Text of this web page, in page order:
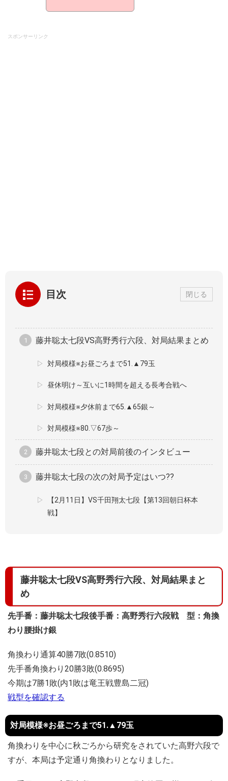
スポンサーリンク
目次 閉じる
藤井聡太七段VS高野秀行六段、対局結果まとめ
対局模様※お昼ごろまで51.▲79玉
昼休明け～互いに1時間を超える長考合戦へ
対局模様※夕休前まで65.▲65銀～
対局模様※80.▽67歩～
藤井聡太七段との対局前後のインタビュー
藤井聡太七段の次の対局予定はいつ??
【2月11日】VS千田翔太七段【第13回朝日杯本
戦】
藤井聡太七段VS高野秀行六段、対局結果まと
め
先手番：藤井聡太七段後手番：高野秀行六段戦 型：角換
わり腰掛け銀
角換わり通算40勝7敗(0.8510)
先手番角換わり20勝3敗(0.8695)
今期は7勝1敗(内1敗は竜王戦豊島二冠)
戦型を確認する
対局模様※お昼ごろまで51.▲79玉
角換わりを中心に秋ごろから研究をされていた高野六段で
すが、本局は予定通り角換わりとなりました。